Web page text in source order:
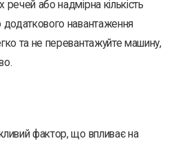
або надмірна кількість
навантаження
та не перевантажуйте машину,
фактор, що впливає на